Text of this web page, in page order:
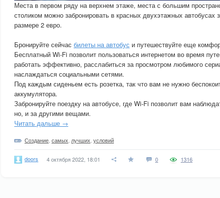
Места в первом ряду на верхнем этаже, места с большим
столиком можно забронировать в красных двухэтажных автобусах
размере 2 евро.
Бронируйте сейчас билеты на автобус и путешествуйте еще
Бесплатный Wi-Fi позволит пользоваться интернетом во время
работать эффективно, расслабиться за просмотром любимого
наслаждаться социальными сетями.
Под каждым сиденьем есть розетка, так что вам не нужно
аккумулятора.
Забронируйте поездку на автобусе, где Wi-Fi позволит вам
но, и за другими вещами.
Читать дальше →
Создание самых лучших условий
doors 4 октября 2022, 18:01 0 1316